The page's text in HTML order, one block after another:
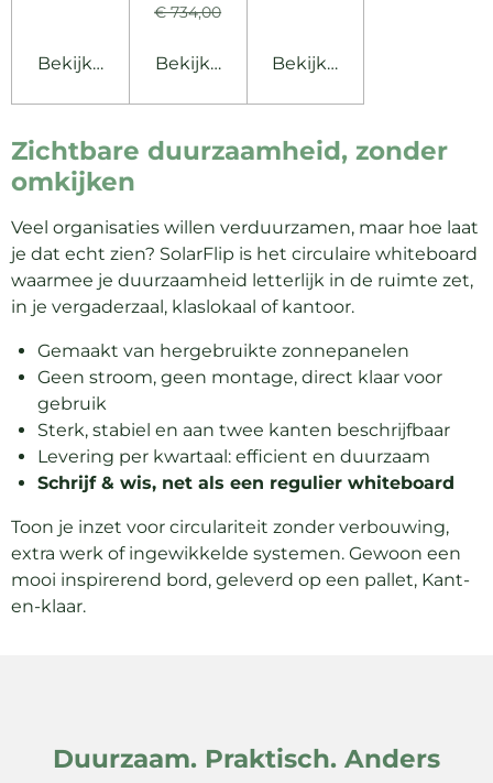
Bekijk details
€ 734,00
Bekijk details Bekijk details
Zichtbare duurzaamheid, zonder
omkijken
Veel organisaties willen verduurzamen, maar hoe laat
je dat echt zien? SolarFlip is het circulaire whiteboard
waarmee je duurzaamheid letterlijk in de ruimte zet,
in je vergaderzaal, klaslokaal of kantoor.
Gemaakt van hergebruikte zonnepanelen
Geen stroom, geen montage, direct klaar voor
gebruik
Sterk, stabiel en aan twee kanten beschrijfbaar
Levering per kwartaal: efficient en duurzaam
Schrijf & wis, net als een regulier whiteboard
Toon je inzet voor circulariteit zonder verbouwing,
extra werk of ingewikkelde systemen. Gewoon een
mooi inspirerend bord, geleverd op een pallet, Kant-
en-klaar.
Duurzaam. Praktisch. Anders